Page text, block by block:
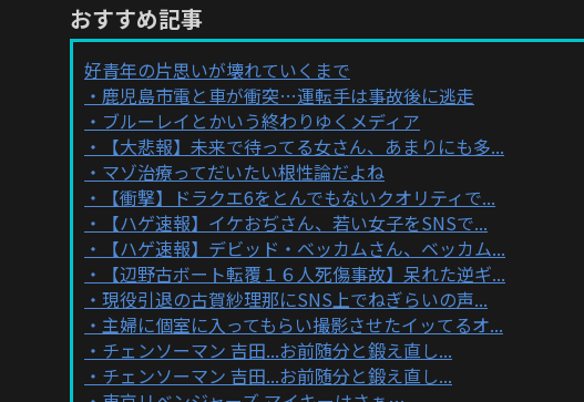
おすすめ記事
好青年の片思いが壊れていくまで
鹿児島市電と車が衝突…運転手は事故後に逃走
ブルーレイとかいう終わりゆくメディア
【大悲報】未来で待ってる女さん、あまりにも多...
マゾ治療ってだいたい根性論だよね
【衝撃】ドラクエ6をとんでもないクオリティで...
【ハゲ速報】イケおぢさん、若い女子をSNSで...
【ハゲ速報】デビッド・ベッカムさん、ベッカム...
【辺野古ボート転覆１６人死傷事故】呆れた逆ギ...
現役引退の古賀紗理那にSNS上でねぎらいの声...
主婦に個室に入ってもらい撮影させたイッてるオ...
チェンソーマン 吉田...お前随分と鍛え直し...
チェンソーマン 吉田...お前随分と鍛え直し...